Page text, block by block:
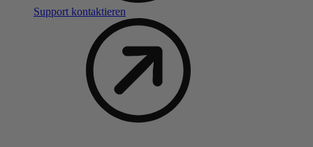
Support kontaktieren